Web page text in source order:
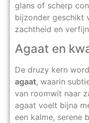
glans of scherp
bijzonder geschikt
zachtheid en
Agaat en
De druzy kern
agaat, waarin
van roomwit naar
agaat voelt bijna
een kalme, serene